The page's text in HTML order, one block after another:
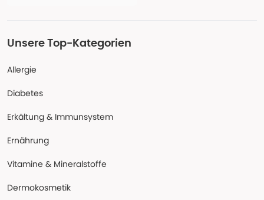
Unsere Top-Kategorien
Allergie
Diabetes
Erkältung & Immunsystem
Ernährung
Vitamine & Mineralstoffe
Dermokosmetik